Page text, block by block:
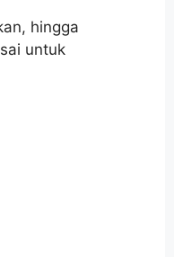
hingga
untuk